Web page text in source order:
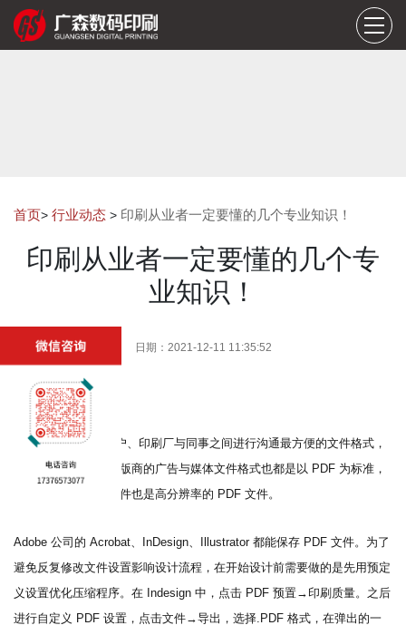
首页> 行业动态 > 印刷从业者一定要懂的几个专业知识！
印刷从业者一定要懂的几个专
业知识！
日期：2021-12-11 11:35:52
．印刷文件
目前PDF 是提供客户、印刷厂与同事之间进行沟通最方便的文件格式，
在提交给报纸杂志出版商的广告与媒体文件格式也都是以 PDF 为标准，
打印机最终输出的文件也是高分辨率的 PDF 文件。
Adobe 公司的 Acrobat、InDesign、Illustrator 都能保存 PDF 文件。为了
避免反复修改文件设置影响设计流程，在开始设计前需要做的是先用预定
义设置优化压缩程序。在 Indesign 中，点击 PDF 预置→印刷质量。之后
进行自定义 PDF 设置，点击文件→导出，选择.PDF 格式，在弹出的一